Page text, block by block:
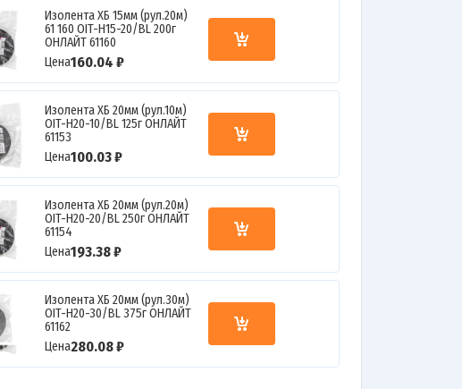
Изолента ХБ 15мм (рул.20м)
61 160 OIT-H15-20/BL 200г
ОНЛАЙТ 61160
Цена160.04 ₽
Изолента ХБ 20мм (рул.10м)
OIT-H20-10/BL 125г ОНЛАЙТ
61153
Цена100.03 ₽
Изолента ХБ 20мм (рул.20м)
OIT-H20-20/BL 250г ОНЛАЙТ
61154
Цена193.38 ₽
Изолента ХБ 20мм (рул.30м)
OIT-H20-30/BL 375г ОНЛАЙТ
61162
Цена280.08 ₽